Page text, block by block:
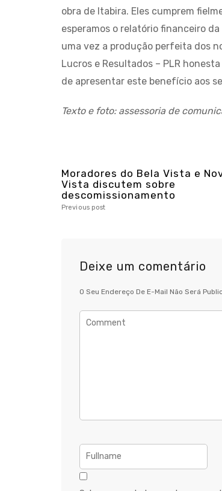
obra de Itabira. Eles cumprem
esperamos o relatório financeiro
uma vez a produção perfeita dos
Lucros e Resultados – PLR
de apresentar este benefício aos
Texto e foto: assessoria de
Moradores do Bela Vista e
Vista discutem sobre
descomissionamento
Previous post
Deixe um comentário
O Seu Endereço De E-Mail Não Será